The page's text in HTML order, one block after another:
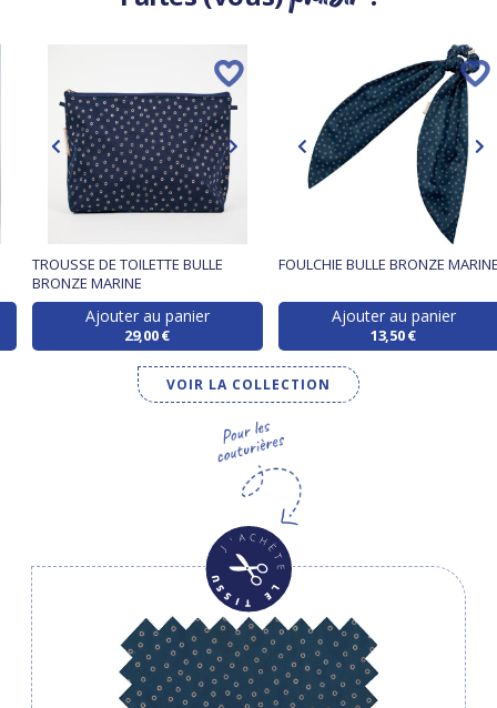
TROUSSE DE TOILETTE BULLE
BRONZE MARINE
Ajouter au panier
29,00 €
FOULCHIE BULLE BRONZE
Ajouter au panier
13,50 €
VOIR LA COLLECTION